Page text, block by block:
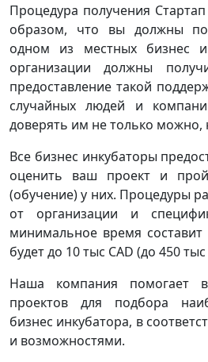
Процедура получения
образом, что вы должны
одном из местных бизнес
организации должны
предоставление такой
случайных людей и
доверять им не только можно,
Все бизнес инкубаторы
оценить ваш проект и
(обучение) у них. Процедуры
от организации и
минимальное время
будет до 10 тыс CAD (до 450
Наша компания помогает
проектов для подбора
бизнес инкубатора, в
и возможностями.